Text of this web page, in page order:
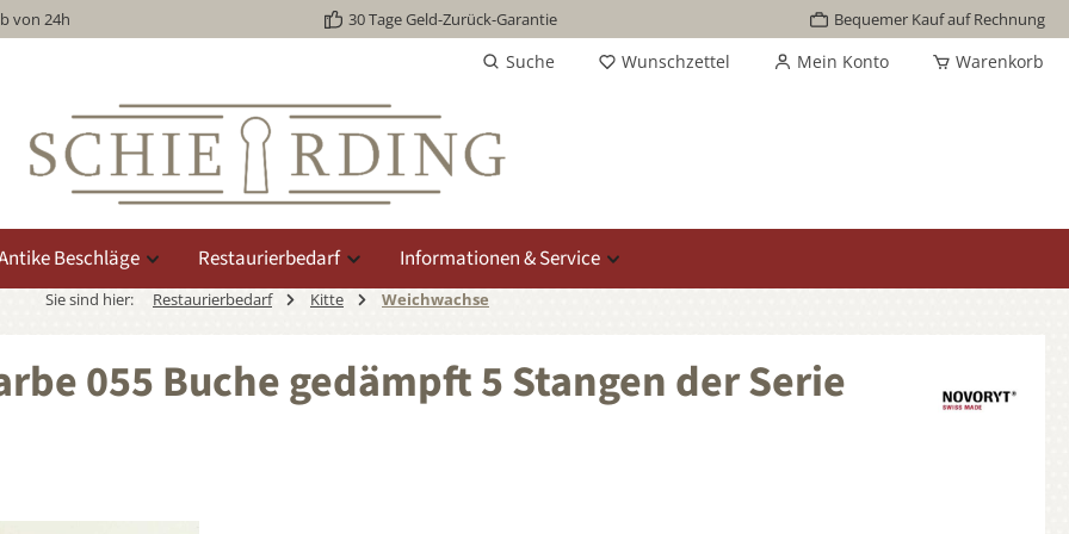
von 24h 30 Tage Geld-Zurück-Garantie Bequemer Kauf auf Rechnung
Suche Wunschzettel Mein Konto Warenkorb
Beschläge Restaurierbedarf Informationen & Service
Sie sind hier: Restaurierbedarf Kitte Weichwachse
055 Buche gedämpft 5 Stangen der Serie